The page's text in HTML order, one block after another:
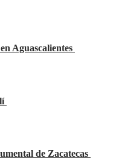
Aguascalientes
de Zacatecas